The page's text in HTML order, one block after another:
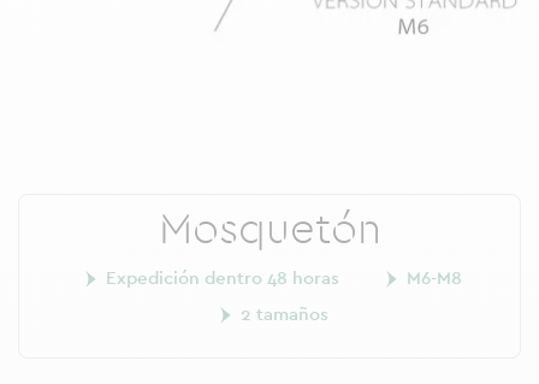
Mosquetón
Expedición dentro 48 horas
M6-M8
2 tamaños